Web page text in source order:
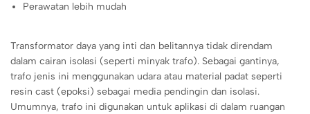
Perawatan lebih mudah
Transformator daya yang inti dan belitannya tidak direndam
dalam cairan isolasi (seperti minyak trafo). Sebagai gantinya,
trafo jenis ini menggunakan udara atau material padat seperti
resin cast (epoksi) sebagai media pendingin dan isolasi.
Umumnya, trafo ini digunakan untuk aplikasi di dalam ruangan